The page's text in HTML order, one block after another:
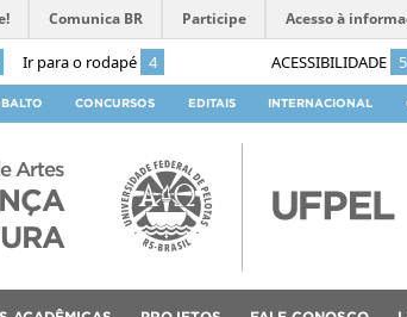
Ir para o rodapé 4 ACESSIBILIDADE 5
Comunica BR Participe Acesso à
CONCURSOS EDITAIS INTERNACIONAL
Artes